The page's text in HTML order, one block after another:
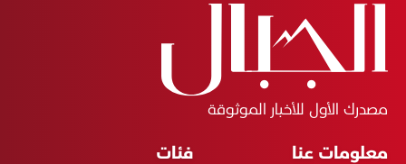
مصدرك الأول للأخبار الموثوقة
معلومات عنا فئات